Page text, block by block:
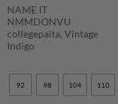
NAME IT
NMMDONVU
collegepaita, Vintage
Indigo
92 98 104 110